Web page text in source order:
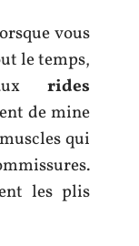
vous
le temps,
rides
de mine
qui
les plis